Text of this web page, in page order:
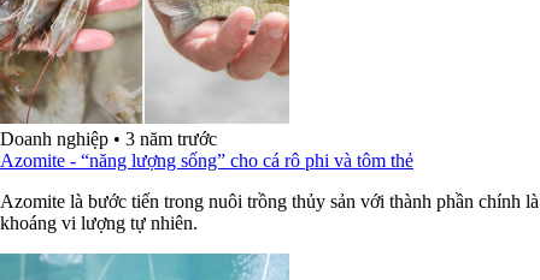
Doanh nghiệp • 3 năm trước
Azomite - “năng lượng sống” cho cá rô phi và tôm thẻ
Azomite là bước tiến trong nuôi trồng thủy sản với thành phần chính là
khoáng vi lượng tự nhiên.